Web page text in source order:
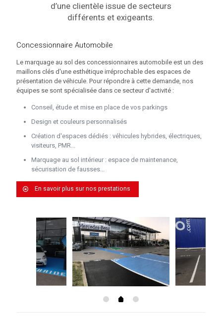
d’une clientèle issue de secteurs
différents et exigeants.
Concessionnaire Automobile
Le marquage au sol des concessionnaires automobile est un des
maillons clés d'une esthétique irréprochable des espaces de
présentation de véhicule. Pour répondre à cette demande, nos
équipes se sont spécialisée dans ce secteur d'activité :
Conseil, étude et mise en place de vos parkings
Design et couleurs personnalisés
Création d'espaces dédiés : véhicules hybrides, électriques,
visiteurs, PMR...
Marquage au sol intérieur : espace de maintenance,
sécurisation de fausses...
En savoir plus sur nos prestations